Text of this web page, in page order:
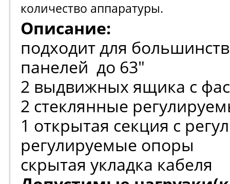
количество аппаратуры.
Описание:
подходит для
панелей до 63"
2 выдвижных ящика с
2 стеклянные
1 открытая секция с
регулируемые опоры
скрытая укладка кабеля